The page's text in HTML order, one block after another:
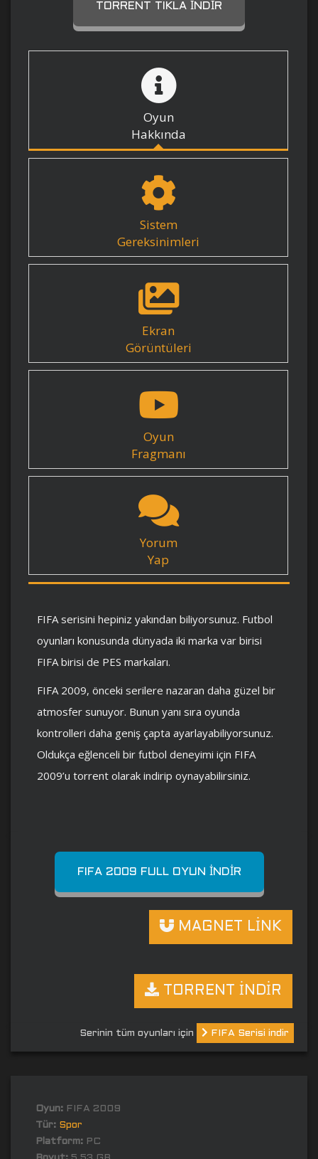
TORRENT TIKLA İNDIR
Oyun
Hakkında
Sistem
Gereksinimleri
Ekran
Görüntüleri
Oyun
Fragmanı
Yorum
Yap
FIFA serisini hepiniz yakından biliyorsunuz. Futbol
oyunları konusunda dünyada iki marka var birisi
FIFA birisi de PES markaları.
FIFA 2009, önceki serilere nazaran daha güzel bir
atmosfer sunuyor. Bunun yanı sıra oyunda
kontrolleri daha geniş çapta ayarlayabiliyorsunuz.
Oldukça eğlenceli bir futbol deneyimi için FIFA
2009’u torrent olarak indirip oynayabilirsiniz.
FIFA 2009 FULL OYUN İNDIR
MAGNET LİNK
TORRENT İNDİR
Serinin tüm oyunları için FIFA Serisi indir
Oyun: FIFA 2009
Tür: Spor
Platform: PC